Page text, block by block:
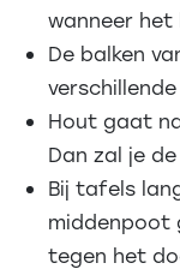
wanneer
De balken
Hout gaat
Dan zal je
Bij tafels
middenpoot
tegen het